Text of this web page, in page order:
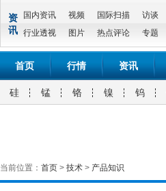
资
讯
国内资讯 视频 国际扫描
访谈
行业透视
图片 热点评论 专题
首页 行情 资讯
硅 锰 铬 镍 钨
当前位置： 首页 > 技术 > 产品知识